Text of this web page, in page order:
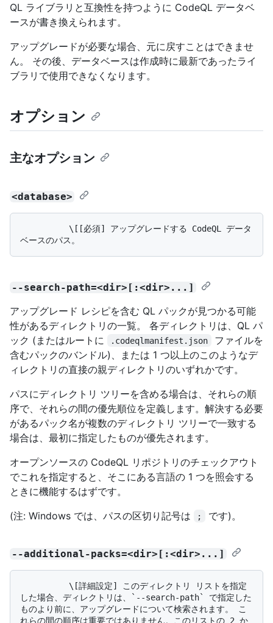
QL ライブラリと互換性を持つように CodeQL データベ
ースが書き換えられます。
アップグレードが必要な場合、元に戻すことはできませ
ん。 その後、データベースは作成時に最新であったライ
ブラリで使用できなくなります。
オプション
主なオプション
<database>
--search-path=<dir>[:<dir>...]
アップグレード レシピを含む QL パックが見つかる可能
性があるディレクトリの一覧。 各ディレクトリは、QL パ
ック (またはルートに
.codeqlmanifest.json
ファイルを
含むパックのバンドル)、または 1 つ以上のこのようなデ
ィレクトリの直接の親ディレクトリのいずれかです。
パスにディレクトリ ツリーを含める場合は、それらの順
序で、それらの間の優先順位を定義します。解決する必要
があるパック名が複数のディレクトリ ツリーで一致する
場合は、最初に指定したものが優先されます。
オープンソースの CodeQL リポジトリのチェックアウト
でこれを指定すると、そこにある言語の 1 つを照会する
ときに機能するはずです。
(注: Windows では、パスの区切り記号は
; です)。
--additional-packs=<dir>[:<dir>...]
した場合、ディレクトリは、`--search-path` で指定した
ものより前に、アップグレードについて検索されます。 こ
れらの間の順序は重要ではありません。このリストの 2 か